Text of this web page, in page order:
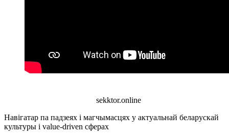
sekktor.online
Навігатар па падзеях і магчымасцях у актуальнай беларускай
культуры і value-driven сферах